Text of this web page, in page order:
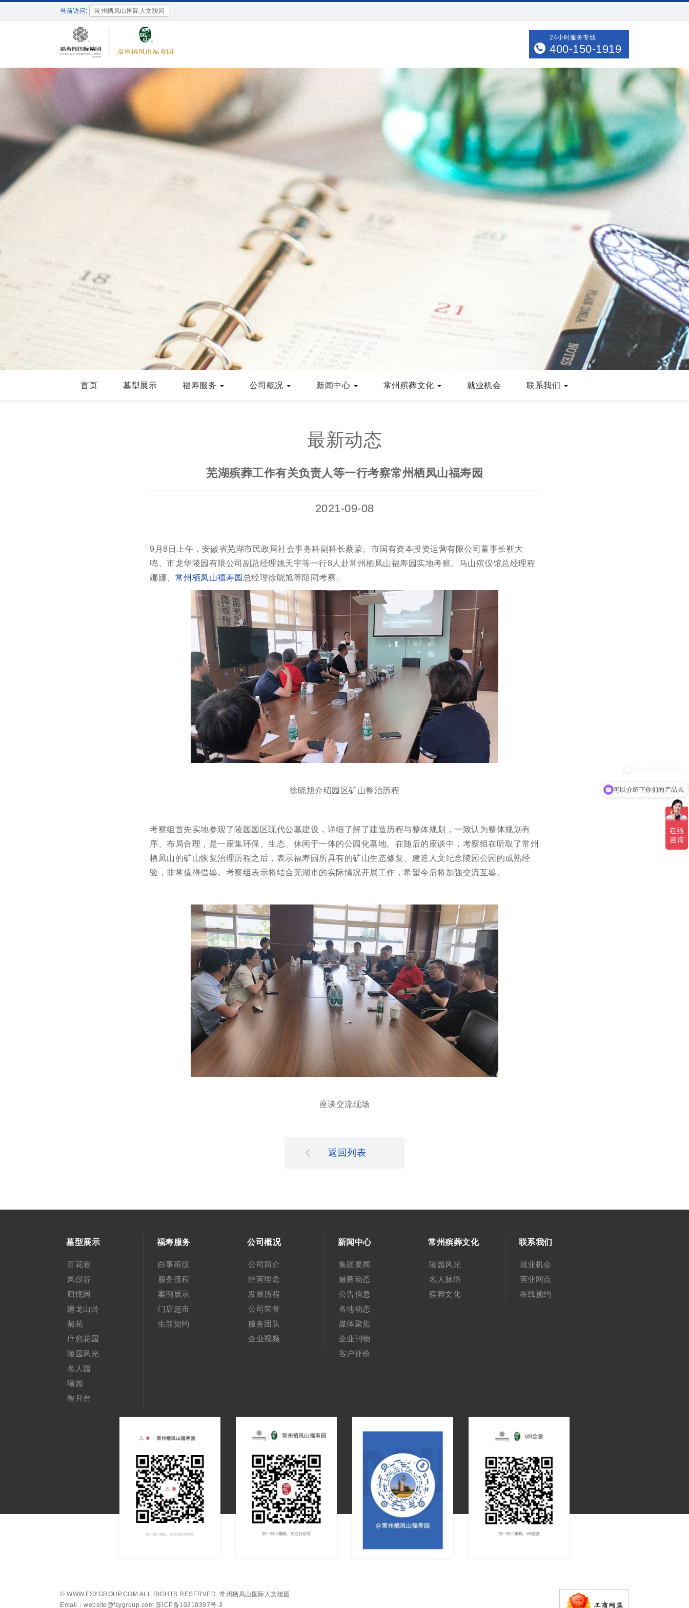
当前访问: 常州栖凤山国际人文陵园
24小时服务专线
400-150-1919
首页 墓型展示 福寿服务 公司概况 新闻中心 常州殡葬文化 就业机会 联系我们
最新动态
芜湖殡葬工作有关负责人等一行考察常州栖凤山福寿园
2021-09-08
9月8日上午，安徽省芜湖市民政局社会事务科副科长蔡蒙、市国有资本投资运营有限公司董事长靳大
鸣、市龙华陵园有限公司副总经理姚天宇等一行8人赴常州栖凤山福寿园实地考察。马山殡仪馆总经理程
娜娜、 常州栖凤山福寿园 总经理徐晓旭等陪同考察。
徐晓旭介绍园区矿山整治历程
考察组首先实地参观了陵园园区现代公墓建设，详细了解了建造历程与整体规划，一致认为整体规划有
序、布局合理，是一座集环保、生态、休闲于一体的公园化墓地。在随后的座谈中，考察组在听取了常州
栖凤山的矿山恢复治理历程之后，表示福寿园所具有的矿山生态修复、建造人文纪念陵园公园的成熟经
验，非常值得借鉴。考察组表示将结合芜湖市的实际情况开展工作，希望今后将加强交流互鉴。
座谈交流现场
返回列表
墓型展示
百花巷
凤仪谷
归憶园
廻龙山岭
菊苑
疗愈花园
陵园风光
名人园
曦园
映月台
福寿服务
白事殡仪
服务流程
案例展示
门店超市
生前契约
公司概况
公司简介
经营理念
发展历程
公司荣誉
服务团队
企业视频
新闻中心
集团要闻
最新动态
公告信息
各地动态
媒体聚焦
企业刊物
客户评价
常州殡葬文化
陵园风光
名人脉络
殡葬文化
联系我们
就业机会
营业网点
在线预约
© WWW.FSYGROUP.COM ALL RIGHTS RESERVED. 常州栖凤山国际人文陵园
Email：website@fsygroup.com 苏ICP备10210397号-3
可以介绍下你们的产品么